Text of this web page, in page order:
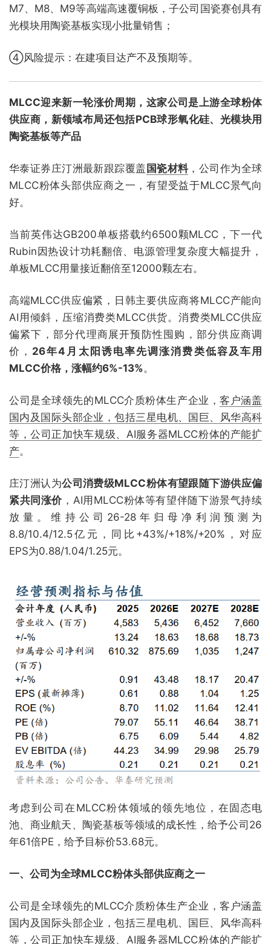
M7、M8、M9等高端高速覆铜板，子公司国瓷赛创具有
光模块用陶瓷基板实现小批量销售；
④风险提示：在建项目达产不及预期等。
MLCC迎来新一轮涨价周期，这家公司是上游全球粉体
供应商，新领域布局还包括PCB球形氧化硅、光模块用
陶瓷基板等产品
华泰证券庄汀洲最新跟踪覆盖 国瓷材料，公司作为全球
MLCC粉体头部供应商之一，有望受益于MLCC景气向
好。
当前英伟达GB200单板搭载约6500颗MLCC，下一代
Rubin因热设计功耗翻倍、电源管理复杂度大幅提升，
单板MLCC用量接近翻倍至12000颗左右。
高端MLCC供应偏紧，日韩主要供应商将MLCC产能向
AI用倾斜，压缩消费类MLCC供货。消费类MLCC供应
偏紧下，部分代理商展开预防性囤购，部分供应商调
价， 26年4月太阳诱电率先调涨消费类低容及车用
MLCC价格，涨幅约6%-13%。
公司是全球领先的MLCC介质粉体生产企业，客户涵盖
国内及国际头部企业，包括三星电机、国巨、风华高科
等，公司正加快车规级、AI服务器MLCC粉体的产能扩
产。
庄汀洲认为公司消费级MLCC粉体有望跟随下游供应偏
紧共同涨价 ，AI用MLCC粉体等有望伴随下游景气持续
放量。维持公司26-28年归母净利润预测为
8.8/10.4/12.5亿元，同比+43%/+18%/+20%，对应
EPS为0.88/1.04/1.25元。
考虑到公司在MLCC粉体领域的领先地位，在固态电
池、商业航天、陶瓷基板等领域的成长性，给予公司26
年61倍PE，给予目标价53.68元。
一、公司为全球MLCC粉体头部供应商之一
公司是全球领先的MLCC介质粉体生产企业，客户涵盖
国内及国际头部企业，包括三星电机、国巨、风华高科
等，公司正加快车规级、AI服务器MLCC粉体的产能扩